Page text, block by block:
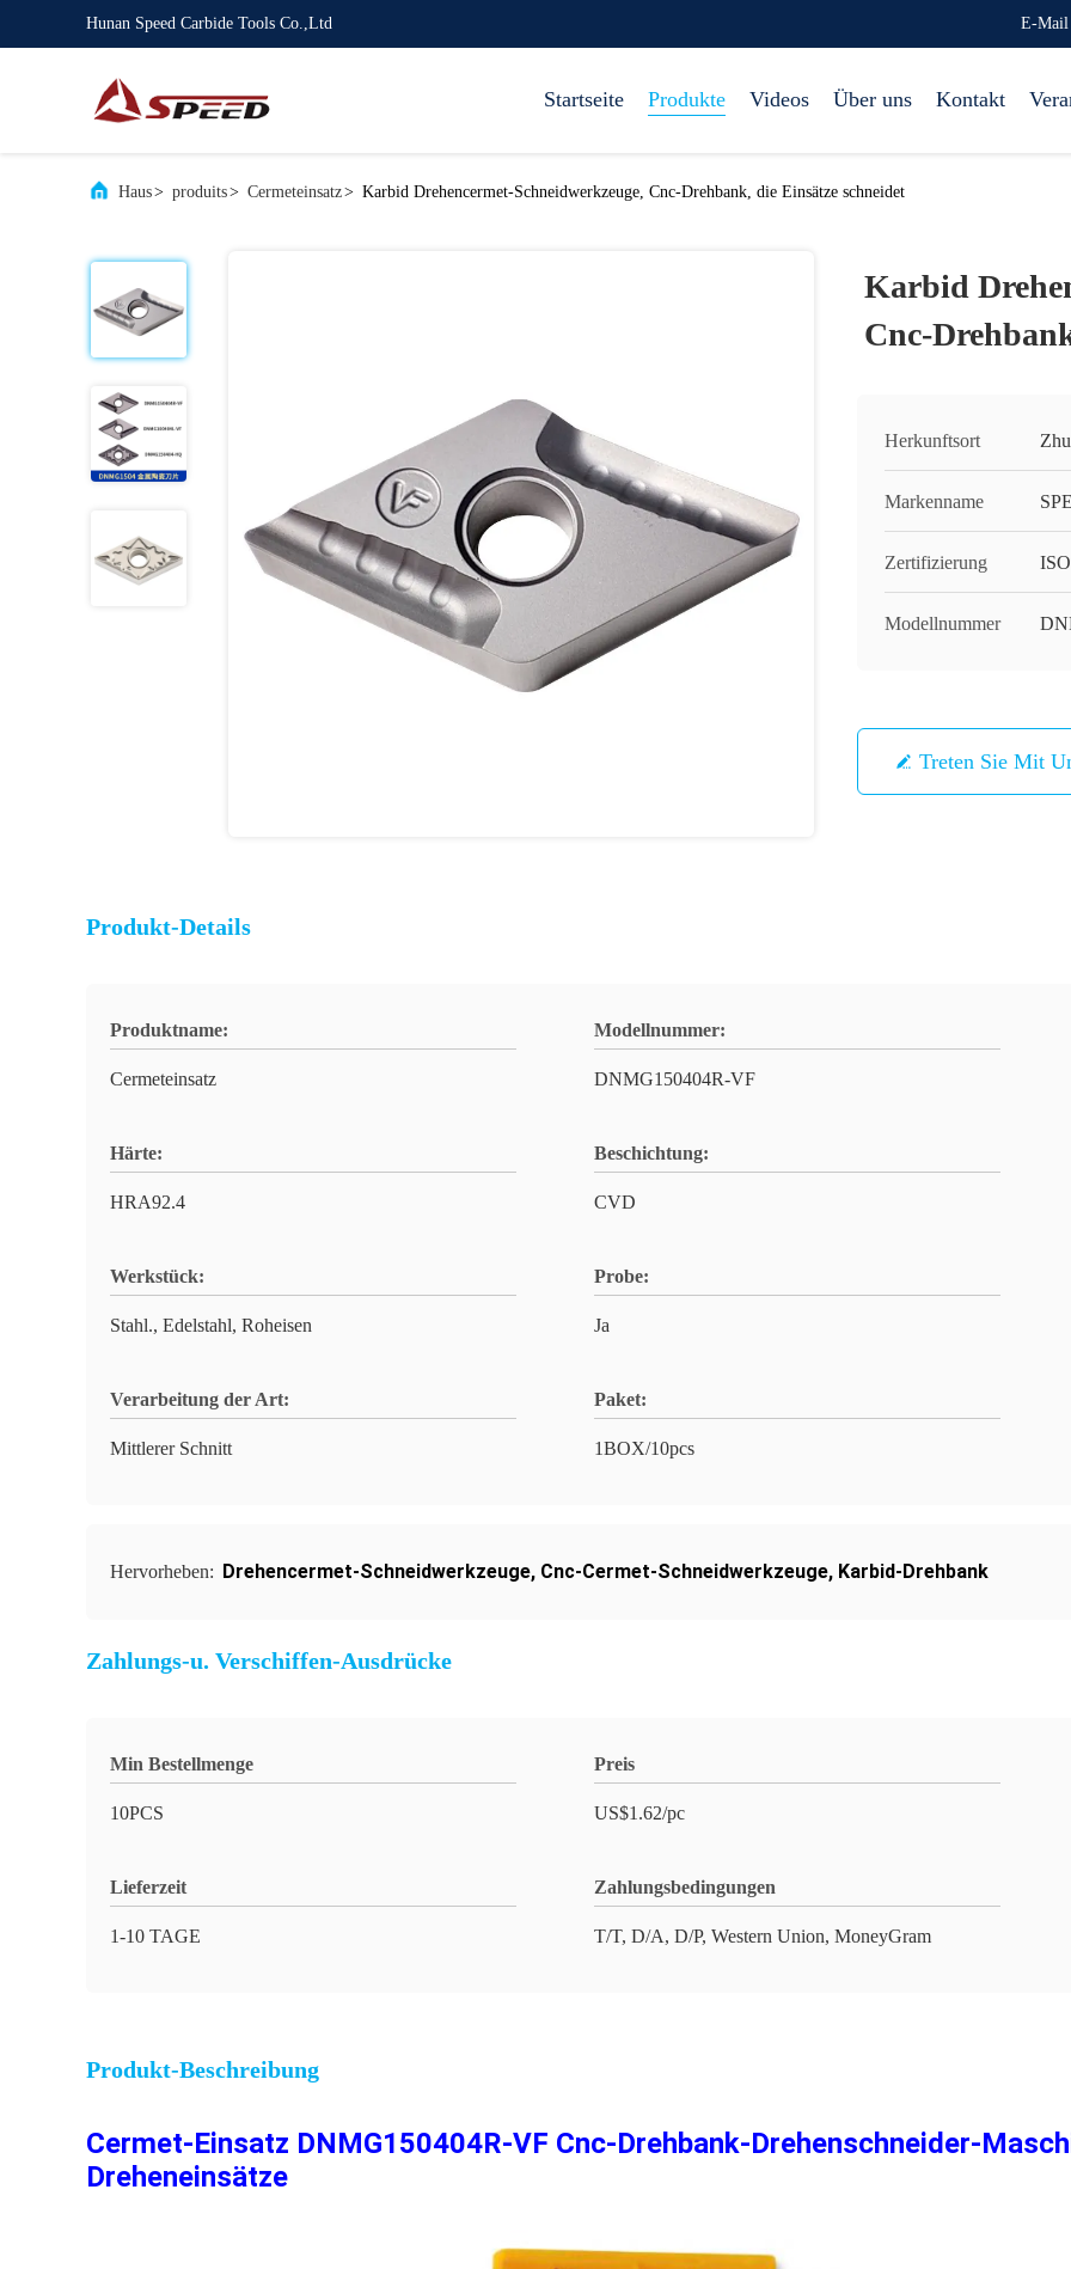
Hunan Speed Carbide Tools Co.,Ltd E-Mail
Startseite Produkte Videos Über uns Kontakt
Haus> produits> Cermeteinsatz> Karbid Drehencermet-Schneidwerkzeuge, Cnc-Drehbank, die Einsätze schneidet
Karbid
Cnc-
Herkunftsort
Markenname
Zertifizierung
Modellnummer
Treten Sie Mit
Produkt-Details
Produktname:
Cermeteinsatz
Modellnummer:
DNMG150404R-VF
Härte:
HRA92.4
Beschichtung:
CVD
Werkstück:
Stahl., Edelstahl, Roheisen
Probe:
Ja
Verarbeitung der Art:
Mittlerer Schnitt
Paket:
1BOX/10pcs
Hervorheben: Drehencermet-Schneidwerkzeuge, Cnc-Cermet-Schneidwerkzeuge, Karbid-Drehbank
Zahlungs-u. Verschiffen-Ausdrücke
Min Bestellmenge
10PCS
Preis
US$1.62/pc
Lieferzeit
1-10 TAGE
Zahlungsbedingungen
T/T, D/A, D/P, Western Union, MoneyGram
Produkt-Beschreibung
Cermet-Einsatz DNMG150404R-VF Cnc-Drehbank-Drehenschneider-
Dreheneinsätze